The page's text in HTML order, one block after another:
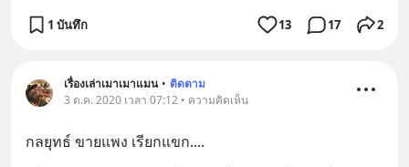
1 บันทึก 13 17 2
เรื่องเล่าเมาเมาแมน • ติดตาม
3 ต.ค. 2020 เวลา 07:12 • ความคิดเห็น
กลยุทธ์ ขายแพง เรียกแขก....